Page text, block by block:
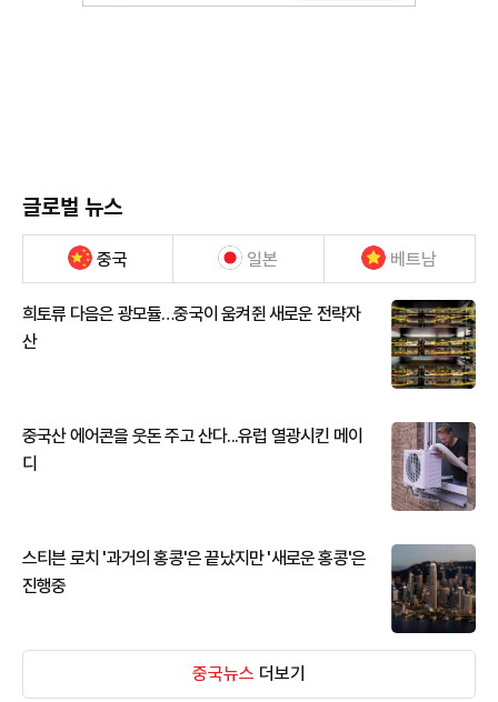
글로벌 뉴스
중국 일본 베트남
희토류 다음은 광모듈…중국이 움켜쥔 새로운 전략자
산
중국산 에어콘을 웃돈 주고 산다...유럽 열광시킨 메이
디
스티븐 로치 '과거의 홍콩'은 끝났지만 '새로운 홍콩'은
진행중
중국뉴스 더보기